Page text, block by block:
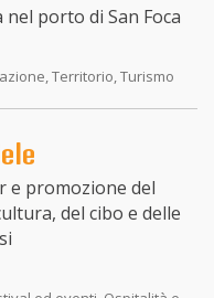
nel porto di San Foca
Territorio, Turismo
e promozione del
del cibo e delle